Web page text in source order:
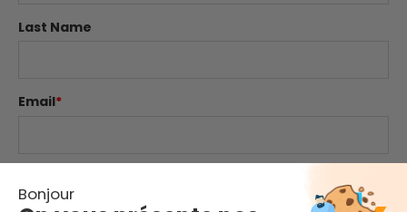
Last Name
Email*
Bonjour